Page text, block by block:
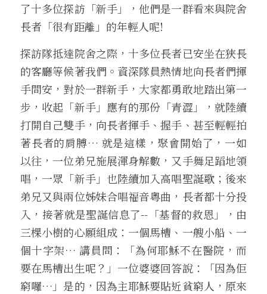
了十多位探訪「新手」，他們是一群看來與院舍
長者「很有距離」的年輕人呢!
探訪隊抵達院舍之際，十多位長者已安坐在狹長
的客廳等候著我們。資深隊員熱情地向長者們揮
手問安，對於一群新手，大家都勇敢地踏出第一
步，收起「新手」應有的那份「青澀」，就陸續
打開自己雙手，向長者揮手、握手、甚至輕輕拍
著長者的肩膊… 就是這樣，聚會開始了，一如
以往，一位弟兄施展渾身解數，又手舞足蹈地領
唱，一眾「新手」也陸續加入高唱聖誕歌；後來
弟兄又與兩位姊妹合唱福音粵曲，長者都十分投
入，接著就是聖誕信息了--「基督的救恩」，由
三棵小樹的心願組成：一個馬槽、一艘小船、一
個十字架… 講員問：「為何耶穌不在醫院，而
要在馬槽出生呢？」一位婆婆回答說：「因為佢
窮囉…」是的，因為主耶穌要貼近貧窮人，原來